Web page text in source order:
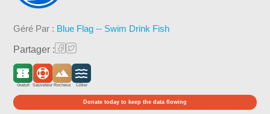
Géré Par : Blue Flag -- Swim Drink Fish
Partager :
Gratuit Sauveteur Rocheux Côtier
Donate today to keep the data flowing